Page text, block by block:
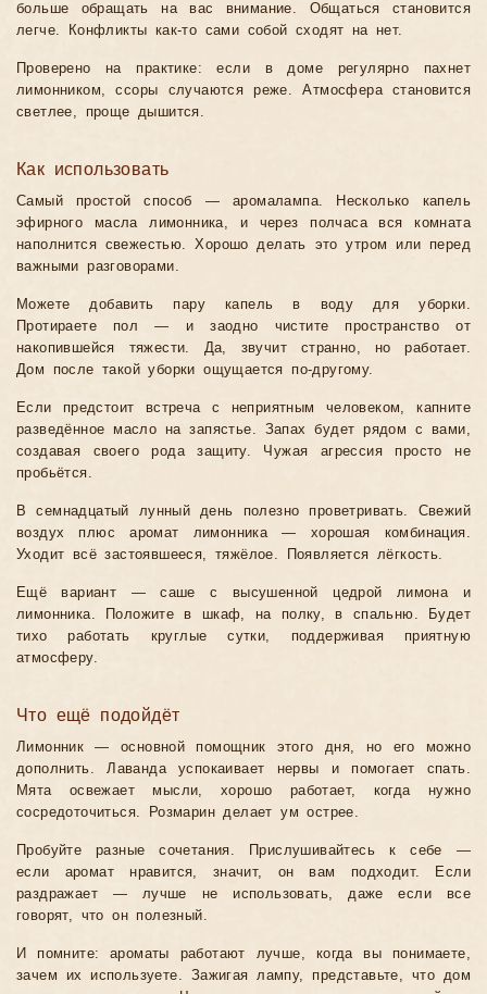
больше обращать на вас внимание. Общаться становится
легче. Конфликты как-то сами собой сходят на нет.
Проверено на практике: если в доме регулярно пахнет
лимонником, ссоры случаются реже. Атмосфера становится
светлее, проще дышится.
Как использовать
Самый простой способ — аромалампа. Несколько капель
эфирного масла лимонника, и через полчаса вся комната
наполнится свежестью. Хорошо делать это утром или перед
важными разговорами.
Можете добавить пару капель в воду для уборки.
Протираете пол — и заодно чистите пространство от
накопившейся тяжести. Да, звучит странно, но работает.
Дом после такой уборки ощущается по-другому.
Если предстоит встреча с неприятным человеком, капните
разведённое масло на запястье. Запах будет рядом с вами,
создавая своего рода защиту. Чужая агрессия просто не
пробьётся.
В семнадцатый лунный день полезно проветривать. Свежий
воздух плюс аромат лимонника — хорошая комбинация.
Уходит всё застоявшееся, тяжёлое. Появляется лёгкость.
Ещё вариант — саше с высушенной цедрой лимона и
лимонника. Положите в шкаф, на полку, в спальню. Будет
тихо работать круглые сутки, поддерживая приятную
атмосферу.
Что ещё подойдёт
Лимонник — основной помощник этого дня, но его можно
дополнить. Лаванда успокаивает нервы и помогает спать.
Мята освежает мысли, хорошо работает, когда нужно
сосредоточиться. Розмарин делает ум острее.
Пробуйте разные сочетания. Прислушивайтесь к себе —
если аромат нравится, значит, он вам подходит. Если
раздражает — лучше не использовать, даже если все
говорят, что он полезный.
И помните: ароматы работают лучше, когда вы понимаете,
зачем их используете. Зажигая лампу, представьте, что дом